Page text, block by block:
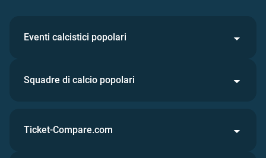
Eventi calcistici popolari
Squadre di calcio popolari
Ticket-Compare.com